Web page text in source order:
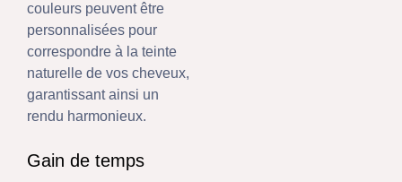
couleurs peuvent être
personnalisées pour
correspondre à la teinte
naturelle de vos cheveux,
garantissant ainsi un
rendu harmonieux.
Gain de temps